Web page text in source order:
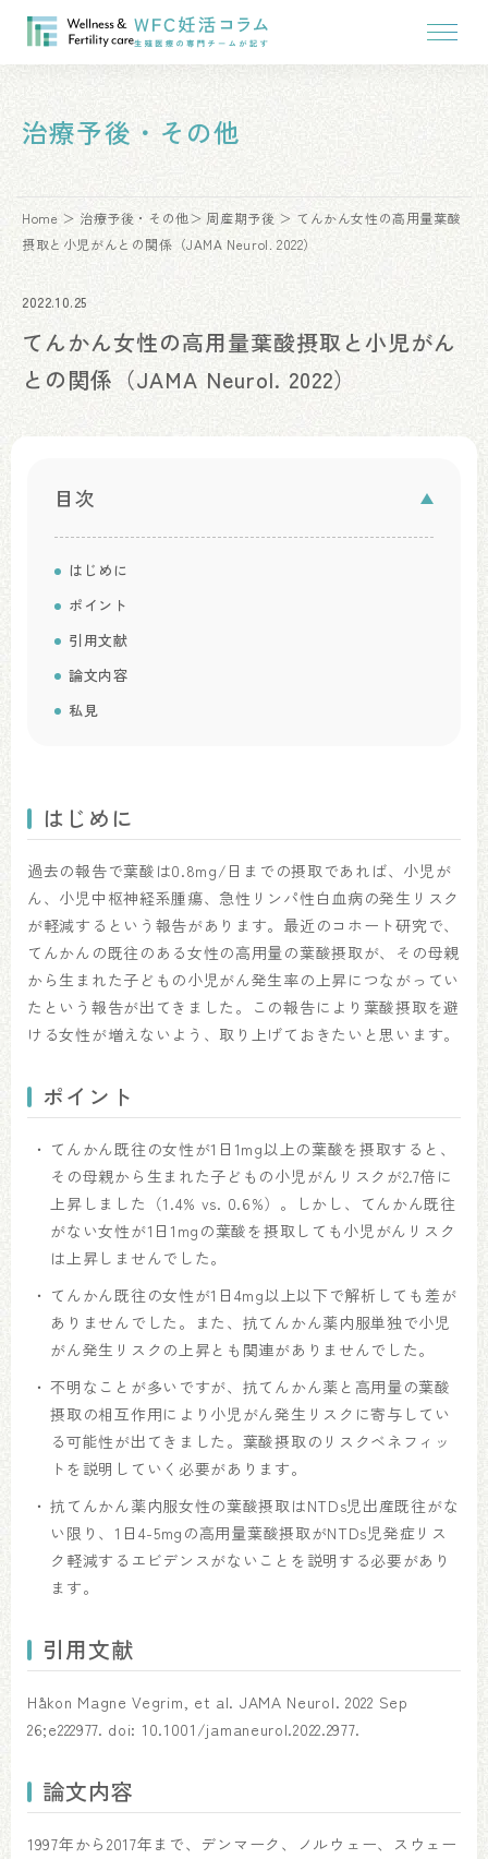
治療予後・その他
Home 治療予後・その他 周産期予後
てんかん女性の高用量葉酸
摂取と小児がんとの関係（JAMA Neurol. 2022）
2022.10.25
てんかん女性の高用量葉酸摂取と小児がん
との関係（JAMA Neurol. 2022）
目次
はじめに
ポイント
引用文献
論文内容
私見
はじめに
過去の報告で葉酸は0.8mg/日までの摂取であれば、小児が
ん、小児中枢神経系腫瘍、急性リンパ性白血病の発生リスク
が軽減するという報告があります。最近のコホート研究で、
てんかんの既往のある女性の高用量の葉酸摂取が、その母親
から生まれた子どもの小児がん発生率の上昇につながってい
たという報告が出てきました。この報告により葉酸摂取を避
ける女性が増えないよう、取り上げておきたいと思います。
ポイント
てんかん既往の女性が1日1mg以上の葉酸を摂取すると、
その母親から生まれた子どもの小児がんリスクが2.7倍に
上昇しました（1.4% vs. 0.6%）。しかし、てんかん既往
がない女性が1日1mgの葉酸を摂取しても小児がんリスク
は上昇しませんでした。
てんかん既往の女性が1日4mg以上以下で解析しても差が
ありませんでした。また、抗てんかん薬内服単独で小児
がん発生リスクの上昇とも関連がありませんでした。
不明なことが多いですが、抗てんかん薬と高用量の葉酸
摂取の相互作用により小児がん発生リスクに寄与してい
る可能性が出てきました。葉酸摂取のリスクベネフィッ
トを説明していく必要があります。
抗てんかん薬内服女性の葉酸摂取はNTDs児出産既往がな
い限り、1日4-5mgの高用量葉酸摂取がNTDs児発症リス
ク軽減するエビデンスがないことを説明する必要があり
ます。
引用文献
Håkon Magne Vegrim, et al. JAMA Neurol. 2022 Sep
26;e222977. doi: 10.1001/jamaneurol.2022.2977.
論文内容
1997年から2017年まで、デンマーク、ノルウェー、スウェー